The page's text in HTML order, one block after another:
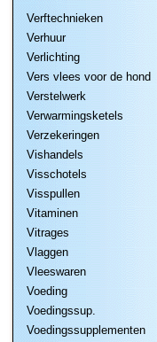
Verftechnieken
Verhuur
Verlichting
Vers vlees voor de hond
Verstelwerk
Verwarmingsketels
Verzekeringen
Vishandels
Visschotels
Visspullen
Vitaminen
Vitrages
Vlaggen
Vleeswaren
Voeding
Voedingssup.
Voedingssupplementen